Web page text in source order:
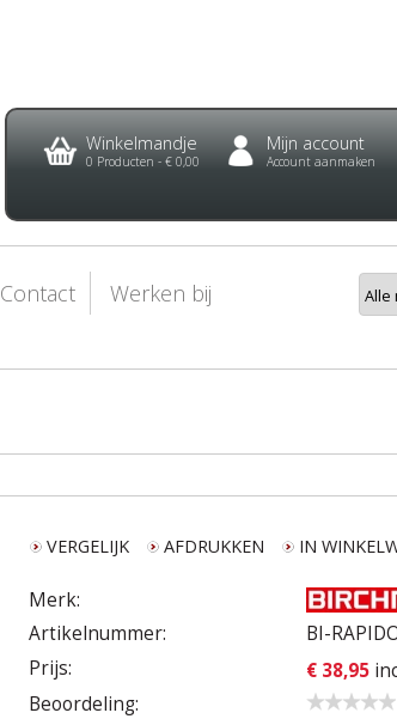
Winkelmandje
0 Producten - € 0,00
Mijn account
Account aanmaken
Contact
Werken bij
VERGELIJK AFDRUKKEN IN
Merk:
Artikelnummer:
BI-
Prijs:
€ 38,95
Beoordeling: